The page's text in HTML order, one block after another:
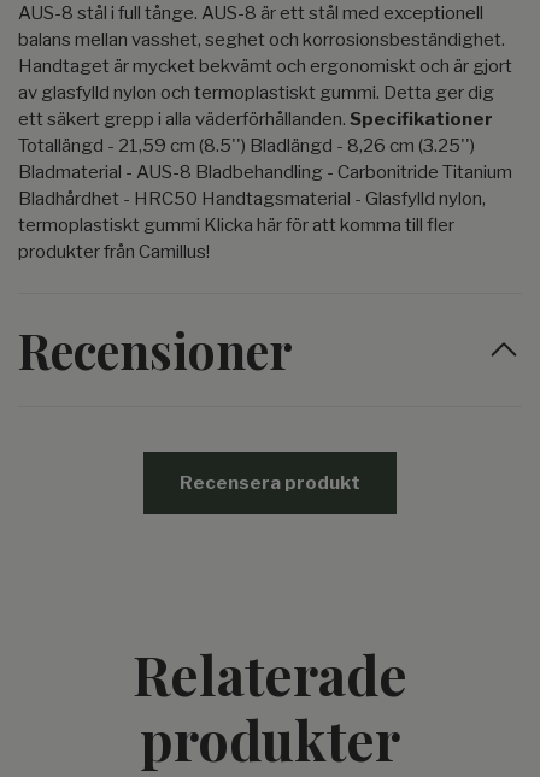
AUS-8 stål i full tånge. AUS-8 är ett stål med exceptionell
balans mellan vasshet, seghet och korrosionsbeständighet.
Handtaget är mycket bekvämt och ergonomiskt och är gjort
av glasfylld nylon och termoplastiskt gummi. Detta ger dig
ett säkert grepp i alla väderförhållanden. Specifikationer
Totallängd - 21,59 cm (8.5'') Bladlängd - 8,26 cm (3.25'')
Bladmaterial - AUS-8 Bladbehandling - Carbonitride Titanium
Bladhårdhet - HRC50 Handtagsmaterial - Glasfylld nylon,
termoplastiskt gummi Klicka här för att komma till fler
produkter från Camillus!
Recensioner
Recensera produkt
Relaterade
produkter